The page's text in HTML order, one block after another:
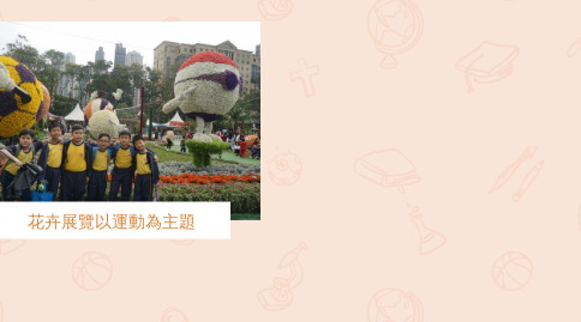
花卉展覽以運動為主題